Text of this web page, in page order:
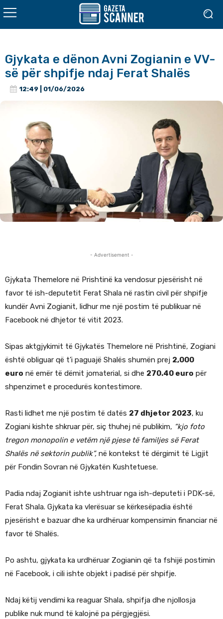
Gjykata e dënon Avni Zogianin e VV-
së për shpifje ndaj Ferat Shalës
12:49 | 01/06/2026
- Advertisement -
Gjykata Themelore në Prishtinë ka vendosur pjesërisht në
favor të ish-deputetit Ferat Shala në rastin civil për shpifje
kundër Avni Zogianit, lidhur me një postim të publikuar në
Facebook në dhjetor të vitit 2023.
Sipas aktgjykimit të Gjykatës Themelore në Prishtinë, Zogiani
është obliguar që t’i paguajë Shalës shumën prej 2,000
euro në emër të dëmit jomaterial, si dhe 270.40 euro për
shpenzimet e procedurës kontestimore.
Rasti lidhet me një postim të datës 27 dhjetor 2023, ku
Zogiani kishte shkruar për, siç thuhej në publikim, “kjo foto
tregon monopolin e vetëm një pjese të familjes së Ferat
Shalës në sektorin publik”, në kontekst të dërgimit të Ligjit
për Fondin Sovran në Gjykatën Kushtetuese.
Padia ndaj Zogianit ishte ushtruar nga ish-deputeti i PDK-së,
Ferat Shala. Gjykata ka vlerësuar se kërkesëpadia është
pjesërisht e bazuar dhe ka urdhëruar kompensimin financiar në
favor të Shalës.
Po ashtu, gjykata ka urdhëruar Zogianin që ta fshijë postimin
në Facebook, i cili ishte objekt i padisë për shpifje.
Ndaj këtij vendimi ka reaguar Shala, shpifja dhe njollosja
publike nuk mund të kalojnë pa përgjegjësi.